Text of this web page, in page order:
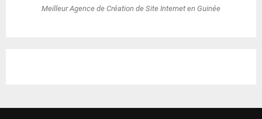
Meilleur Agence de Création de Site Internet en Guinée